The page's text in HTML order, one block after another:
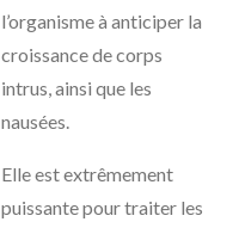
l’organisme à anticiper la
croissance de corps
intrus, ainsi que les
nausées.
Elle est extrêmement
puissante pour traiter les